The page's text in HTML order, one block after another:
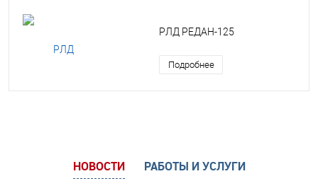
РЛД РЕДАН-125
Подробнее
НОВОСТИ
РАБОТЫ И УСЛУГИ